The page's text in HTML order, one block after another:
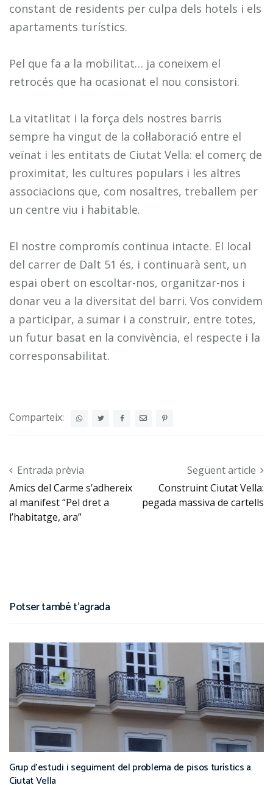
constant de residents per culpa dels hotels i els
apartaments turístics.
Pel que fa a la mobilitat… ja coneixem el
retrocés que ha ocasionat el nou consistori.
La vitatlitat i la força dels nostres barris
sempre ha vingut de la col·laboració entre el
veïnat i les entitats de Ciutat Vella: el comerç de
proximitat, les cultures populars i les altres
associacions que, com nosaltres, treballem per
un centre viu i habitable.
El nostre compromís continua intacte. El local
del carrer de Dalt 51 és, i continuarà sent, un
espai obert on escoltar-nos, organitzar-nos i
donar veu a la diversitat del barri. Vos convidem
a participar, a sumar i a construir, entre totes,
un futur basat en la convivència, el respecte i la
corresponsabilitat.
Comparteix:
Post navigation
Entrada prèvia
Amics del Carme s’adhereix
al manifest “Pel dret a
l’habitatge, ara”
Següent article
Construint Ciutat Vella:
pegada massiva de cartells
Potser també t'agrada
Grup d’estudi i seguiment del problema de pisos turístics a
Ciutat Vella